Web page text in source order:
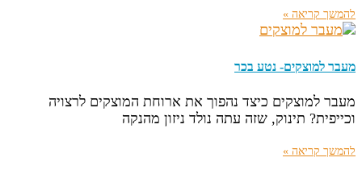
להמשך קריאה »
מעבר למוצקים- נטע בכר
מעבר למוצקים כיצד נהפוך את ארוחת המוצקים לרצויה
וכייפית? תינוק, שזה עתה נולד ניזון מהנקה
להמשך קריאה »